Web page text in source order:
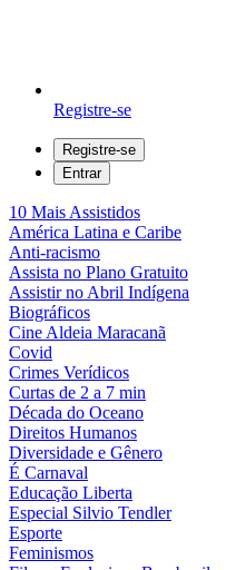
Registre-se
Registre-se
Entrar
10 Mais Assistidos
América Latina e Caribe
Anti-racismo
Assista no Plano Gratuito
Assistir no Abril Indígena
Biográficos
Cine Aldeia Maracanã
Covid
Crimes Verídicos
Curtas de 2 a 7 min
Década do Oceano
Direitos Humanos
Diversidade e Gênero
É Carnaval
Educação Liberta
Especial Silvio Tendler
Esporte
Feminismos